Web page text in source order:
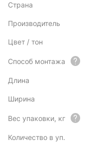
Страна
Производитель
Цвет / тон
Способ монтажа
Длина
Ширина
Вес упаковки, кг
Количество в уп.